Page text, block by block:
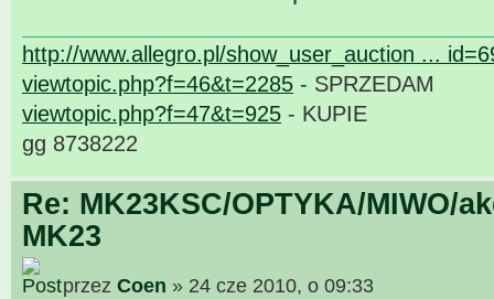
http://www.allegro.pl/show_user_auction ...
viewtopic.php?f=46&t=2285 - SPRZEDAM
viewtopic.php?f=47&t=925 - KUPIE
gg 8738222
Re: MK23KSC/OPTYKA/MIWO/
MK23
przez Coen » 24 cze 2010, o 09:33